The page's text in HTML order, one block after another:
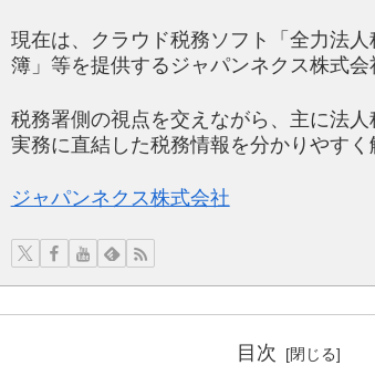
現在は、クラウド税務ソフト「全力法
簿」等を提供するジャパンネクス株式会
税務署側の視点を交えながら、主に法
実務に直結した税務情報を分かりやすく
ジャパンネクス株式会社
目次